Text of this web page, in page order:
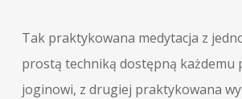
Tak praktykowana medytacja z
prostą techniką dostępną każdemu
joginowi, z drugiej praktykowana